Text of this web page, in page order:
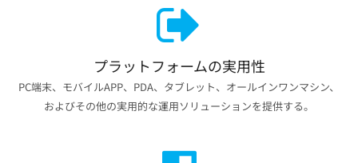
プラットフォームの実用性
PC端末、モバイルAPP、PDA、タブレット、オールインワンマシン、
およびその他の実用的な運用ソリューションを提供する。